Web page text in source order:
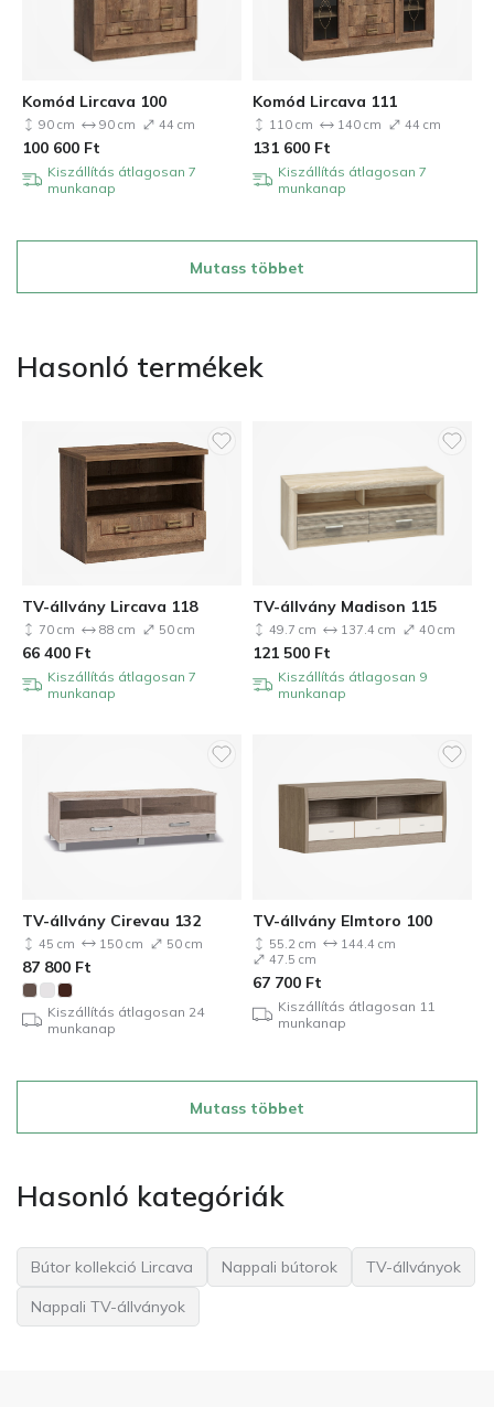
Komód Lircava 100
90 cm 90 cm 44 cm
100 600 Ft
Kiszállítás átlagosan 7
munkanap
Komód Lircava 111
110 cm 140 cm 44 cm
131 600 Ft
Kiszállítás átlagosan 7
munkanap
Mutass többet
Hasonló termékek
TV-állvány Lircava 118
70 cm 88 cm 50 cm
66 400 Ft
Kiszállítás átlagosan 7
munkanap
TV-állvány Madison 115
49.7 cm 137.4 cm 40 cm
121 500 Ft
Kiszállítás átlagosan 9
munkanap
TV-állvány Cirevau 132
45 cm 150 cm 50 cm
87 800 Ft
Kiszállítás átlagosan 24
munkanap
TV-állvány Elmtoro 100
55.2 cm
144.4 cm
47.5 cm
67 700 Ft
Kiszállítás átlagosan 11
munkanap
Mutass többet
Hasonló kategóriák
Bútor kollekció Lircava Nappali bútorok
TV-állványok
Nappali TV-állványok